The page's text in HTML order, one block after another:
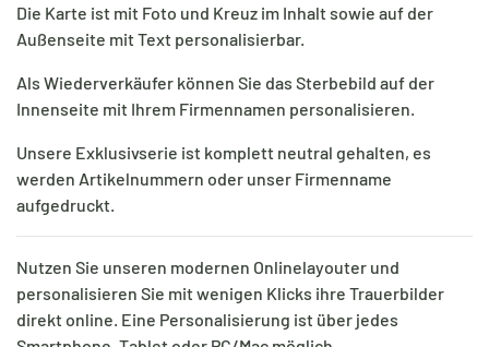
Die Karte ist mit Foto und Kreuz im Inhalt sowie auf der
Außenseite mit Text personalisierbar.
Als Wiederverkäufer können Sie das Sterbebild auf der
Innenseite mit Ihrem Firmennamen personalisieren.
Unsere Exklusivserie ist komplett neutral gehalten, es
werden Artikelnummern oder unser Firmenname
aufgedruckt.
Nutzen Sie unseren modernen Onlinelayouter und
personalisieren Sie mit wenigen Klicks ihre Trauerbilder
direkt online. Eine Personalisierung ist über jedes